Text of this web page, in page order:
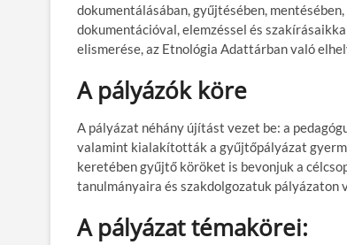
dokumentálásában, gyűjtésében,
dokumentációval, elemzéssel és
elismerése, az Etnológia Adattárban való
A pályázók köre
A pályázat néhány újítást vezet be: a
valamint kialakították a gyűjtőpályázat
keretében gyűjtő köröket is bevonjuk a
tanulmányaira és szakdolgozatuk pályázaton
A pályázat témakörei: